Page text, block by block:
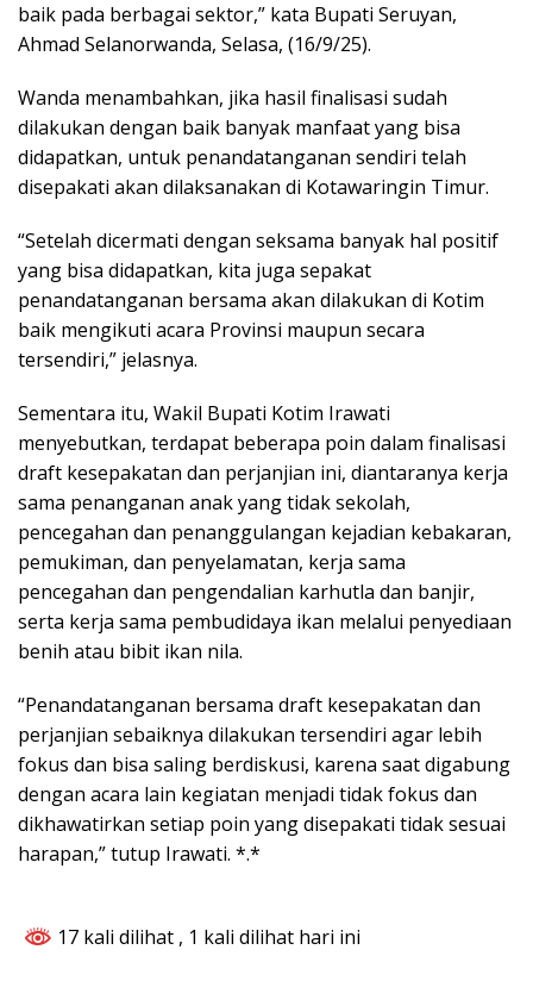
baik pada berbagai sektor,” kata Bupati Seruyan,
Ahmad Selanorwanda, Selasa, (16/9/25).
Wanda menambahkan, jika hasil finalisasi sudah
dilakukan dengan baik banyak manfaat yang bisa
didapatkan, untuk penandatanganan sendiri telah
disepakati akan dilaksanakan di Kotawaringin Timur.
“Setelah dicermati dengan seksama banyak hal positif
yang bisa didapatkan, kita juga sepakat
penandatanganan bersama akan dilakukan di Kotim
baik mengikuti acara Provinsi maupun secara
tersendiri,” jelasnya.
Sementara itu, Wakil Bupati Kotim Irawati
menyebutkan, terdapat beberapa poin dalam finalisasi
draft kesepakatan dan perjanjian ini, diantaranya kerja
sama penanganan anak yang tidak sekolah,
pencegahan dan penanggulangan kejadian kebakaran,
pemukiman, dan penyelamatan, kerja sama
pencegahan dan pengendalian karhutla dan banjir,
serta kerja sama pembudidaya ikan melalui penyediaan
benih atau bibit ikan nila.
“Penandatanganan bersama draft kesepakatan dan
perjanjian sebaiknya dilakukan tersendiri agar lebih
fokus dan bisa saling berdiskusi, karena saat digabung
dengan acara lain kegiatan menjadi tidak fokus dan
dikhawatirkan setiap poin yang disepakati tidak sesuai
harapan,” tutup Irawati. *.*
17 kali dilihat , 1 kali dilihat hari ini